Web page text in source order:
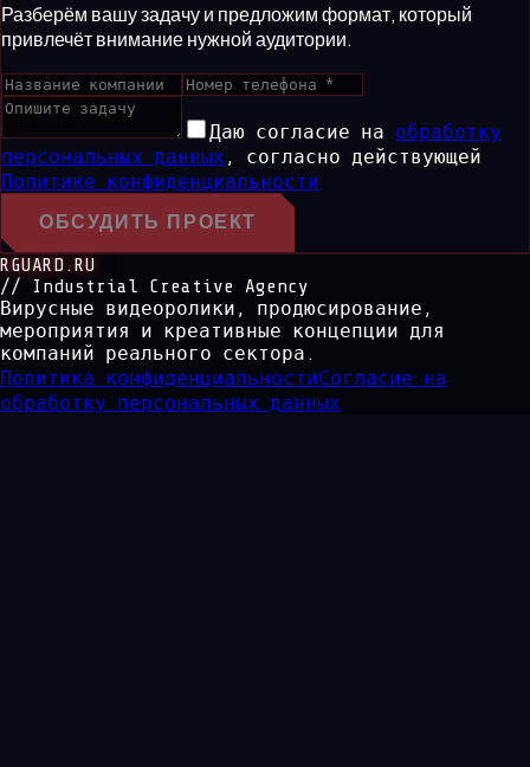
Разберём вашу задачу и предложим формат, который
привлечёт внимание нужной аудитории.
Даю согласие на
обработку
персональных данных ,
согласно действующей
Политике конфиденциальности
ОБСУДИТЬ ПРОЕКТ
RGUARD.RU
// Industrial Creative Agency
Вирусные видеоролики, продюсирование,
мероприятия и креативные концепции для
компаний реального сектора.
Политика конфиденциальностиСогласие на
обработку персональных данных